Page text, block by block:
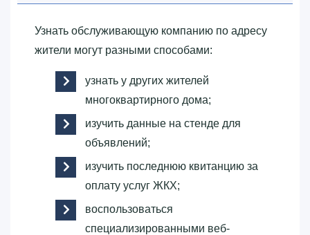
Узнать обслуживающую компанию по адресу
жители могут разными способами:
узнать у других жителей
многоквартирного дома;
изучить данные на стенде для
объявлений;
изучить последнюю квитанцию за
оплату услуг ЖКХ;
воспользоваться
специализированными веб-